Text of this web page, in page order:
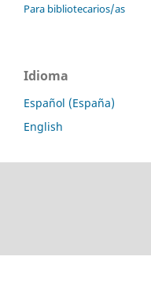
Para bibliotecarios/as
Idioma
Español (España)
English